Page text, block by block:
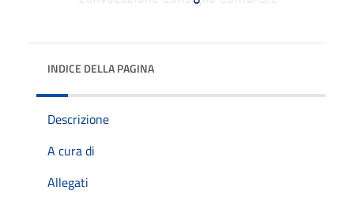
INDICE DELLA PAGINA
Descrizione
A cura di
Allegati